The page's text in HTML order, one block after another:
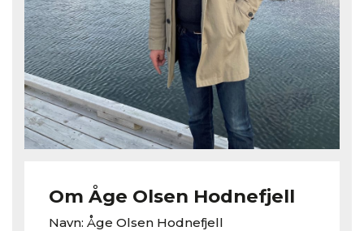
Om Åge Olsen Hodnefjell
Navn: Åge Olsen Hodnefjell